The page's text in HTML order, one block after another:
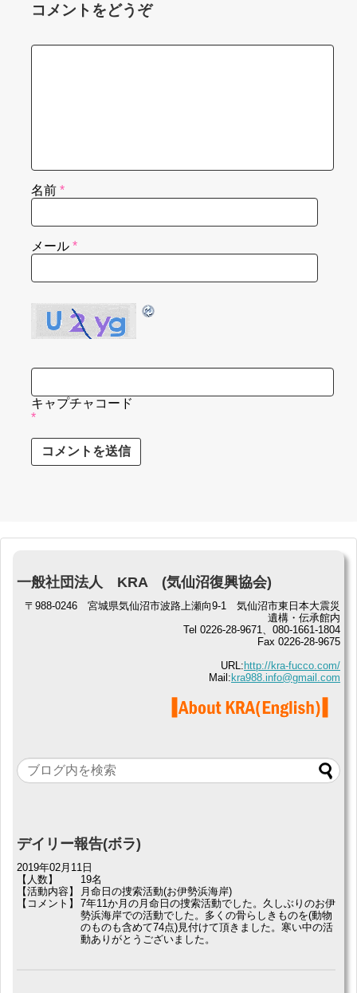
コメントをどうぞ
名前 *
メール *
キャプチャコード
*
一般社団法人 KRA (気仙沼復興協会)
〒988-0246 宮城県気仙沼市波路上瀬向9-1 気仙沼市東日本大震災
遺構・伝承館内
Tel 0226-28-9671、080-1661-1804
Fax 0226-28-9675
URL:http://kra-fucco.com/
Mail:kra988.info@gmail.com
デイリー報告(ボラ)
2019年02月11日
【人数】
19名
【活動内容】
月命日の捜索活動(お伊勢浜海岸)
【コメント】
7年11か月の月命日の捜索活動でした。久しぶりのお伊
勢浜海岸での活動でした。多くの骨らしきものを(動物
のものも含めて74点)見付けて頂きました。寒い中の活
動ありがとうございました。